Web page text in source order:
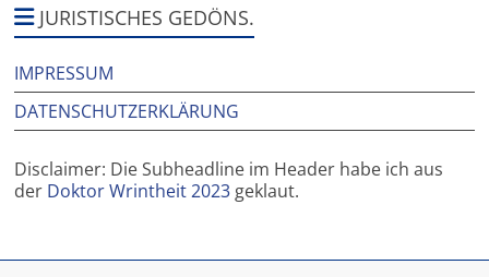
warJURISTISCHES GEDÖNS.
IMPRESSUM
DATENSCHUTZERKLÄRUNG
Disclaimer: Die Subheadline im Header habe ich aus
der Doktor Wrintheit 2023 geklaut.